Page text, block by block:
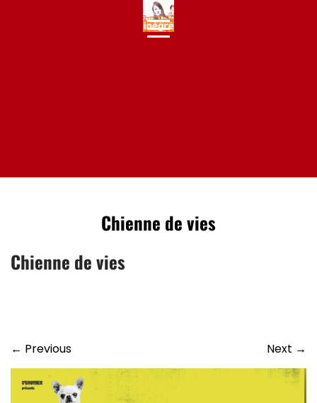
Chienne de vies
Chienne de vies
← Previous Next →